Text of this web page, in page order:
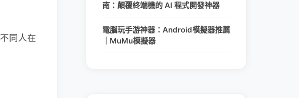
同人在
南：顛覆終端機的 AI 程式開發神器
電腦玩手游神器：Android模擬器推薦
｜MuMu模擬器